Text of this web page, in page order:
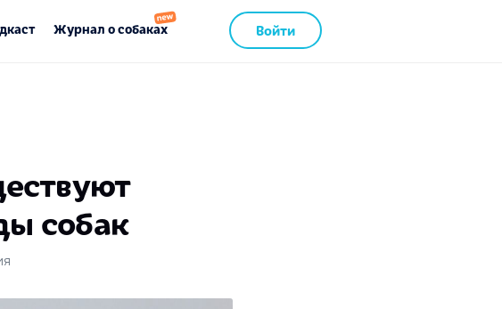
Журнал о собаках Войти
собак